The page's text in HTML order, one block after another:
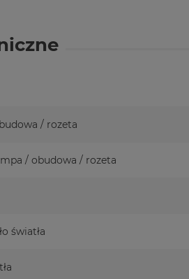
/ rozeta
/ obudowa / rozeta
światła